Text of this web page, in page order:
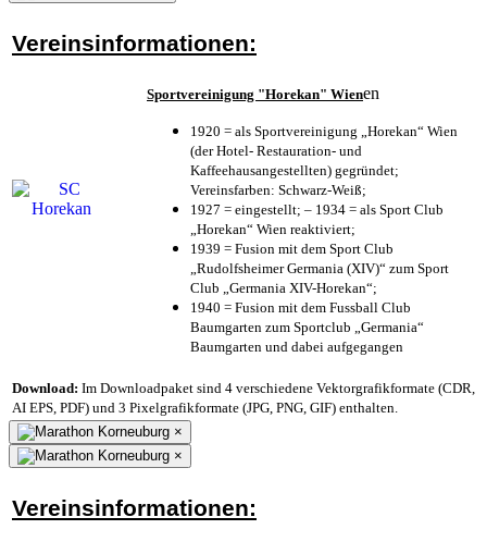
Vereinsinformationen:
Sportvereinigung "Horekan" Wienen
1920 = als Sportvereinigung „Horekan“ Wien
(der Hotel- Restauration- und
Kaffeehausangestellten) gegründet;
Vereinsfarben: Schwarz-Weiß;
1927 = eingestellt; – 1934 = als Sport Club
„Horekan“ Wien reaktiviert;
1939 = Fusion mit dem Sport Club
„Rudolfsheimer Germania (XIV)“ zum Sport
Club „Germania XIV-Horekan“;
1940 = Fusion mit dem Fussball Club
Baumgarten zum Sportclub „Germania“
Baumgarten und dabei aufgegangen
Download: Im Downloadpaket sind 4 verschiedene Vektorgrafikformate (CDR,
AI EPS, PDF) und 3 Pixelgrafikformate (JPG, PNG, GIF) enthalten.
×
×
Vereinsinformationen: